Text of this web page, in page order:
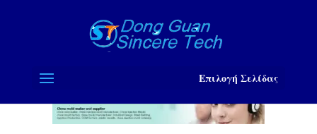
Επιλογή Σελίδας